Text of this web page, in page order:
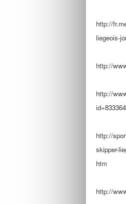
http://
liegeois-
http://
http://
id=
http://
skipper-
htm
http://